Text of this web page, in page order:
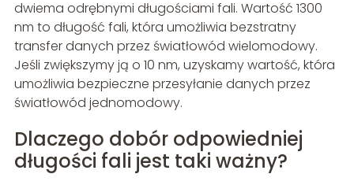
dwiema odrębnymi długościami fali. Wartość 1300
nm to długość fali, która umożliwia bezstratny
transfer danych przez światłowód wielomodowy.
Jeśli zwiększymy ją o 10 nm, uzyskamy wartość, która
umożliwia bezpieczne przesyłanie danych przez
światłowód jednomodowy.
Dlaczego dobór odpowiedniej
długości fali jest taki ważny?